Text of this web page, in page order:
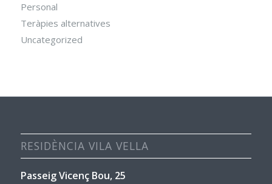
Personal
Teràpies alternatives
Uncategorized
RESIDÈNCIA VILA VELLA
Passeig Vicenç Bou, 25